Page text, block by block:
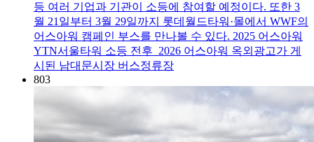
등 여러 기업과 기관이 소등에 참여할 예정이다. 또한 3
월 21일부터 3월 29일까지 롯데월드타워·몰에서 WWF의
어스아워 캠페인 부스를 만나볼 수 있다. 2025 어스아워
YTN서울타워 소등 전후 2026 어스아워 옥외광고가 게
시된 남대문시장 버스정류장
803